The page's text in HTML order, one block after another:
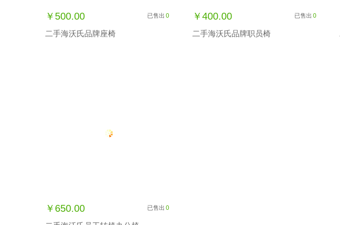
￥500.00 已售出 0
二手海沃氏品牌座椅
￥400.00 已售出 0
二手海沃氏品牌职员椅
￥650.00 已售出 0